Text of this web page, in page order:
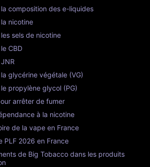
composition des e-liquides
nicotine
sels de nicotine
CBD
glycérine végétale (VG)
propylène glycol (PG)
arrêter de fumer
à la nicotine
de la vape en France
PLF 2026 en France
de Big Tobacco dans les produits